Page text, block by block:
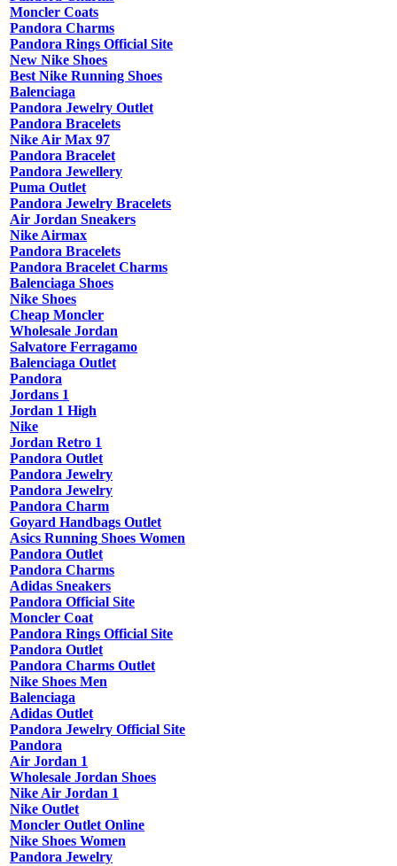
Moncler Coats
Pandora Charms
Pandora Rings Official Site
New Nike Shoes
Best Nike Running Shoes
Balenciaga
Pandora Jewelry Outlet
Pandora Bracelets
Nike Air Max 97
Pandora Bracelet
Pandora Jewellery
Puma Outlet
Pandora Jewelry Bracelets
Air Jordan Sneakers
Nike Airmax
Pandora Bracelets
Pandora Bracelet Charms
Balenciaga Shoes
Nike Shoes
Cheap Moncler
Wholesale Jordan
Salvatore Ferragamo
Balenciaga Outlet
Pandora
Jordans 1
Jordan 1 High
Nike
Jordan Retro 1
Pandora Outlet
Pandora Jewelry
Pandora Jewelry
Pandora Charm
Goyard Handbags Outlet
Asics Running Shoes Women
Pandora Outlet
Pandora Charms
Adidas Sneakers
Pandora Official Site
Moncler Coat
Pandora Rings Official Site
Pandora Outlet
Pandora Charms Outlet
Nike Shoes Men
Balenciaga
Adidas Outlet
Pandora Jewelry Official Site
Pandora
Air Jordan 1
Wholesale Jordan Shoes
Nike Air Jordan 1
Nike Outlet
Moncler Outlet Online
Nike Shoes Women
Pandora Jewelry